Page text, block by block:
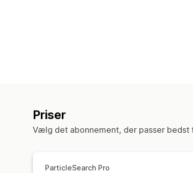
Priser
Vælg det abonnement, der passer bedst
ParticleSearch Pro